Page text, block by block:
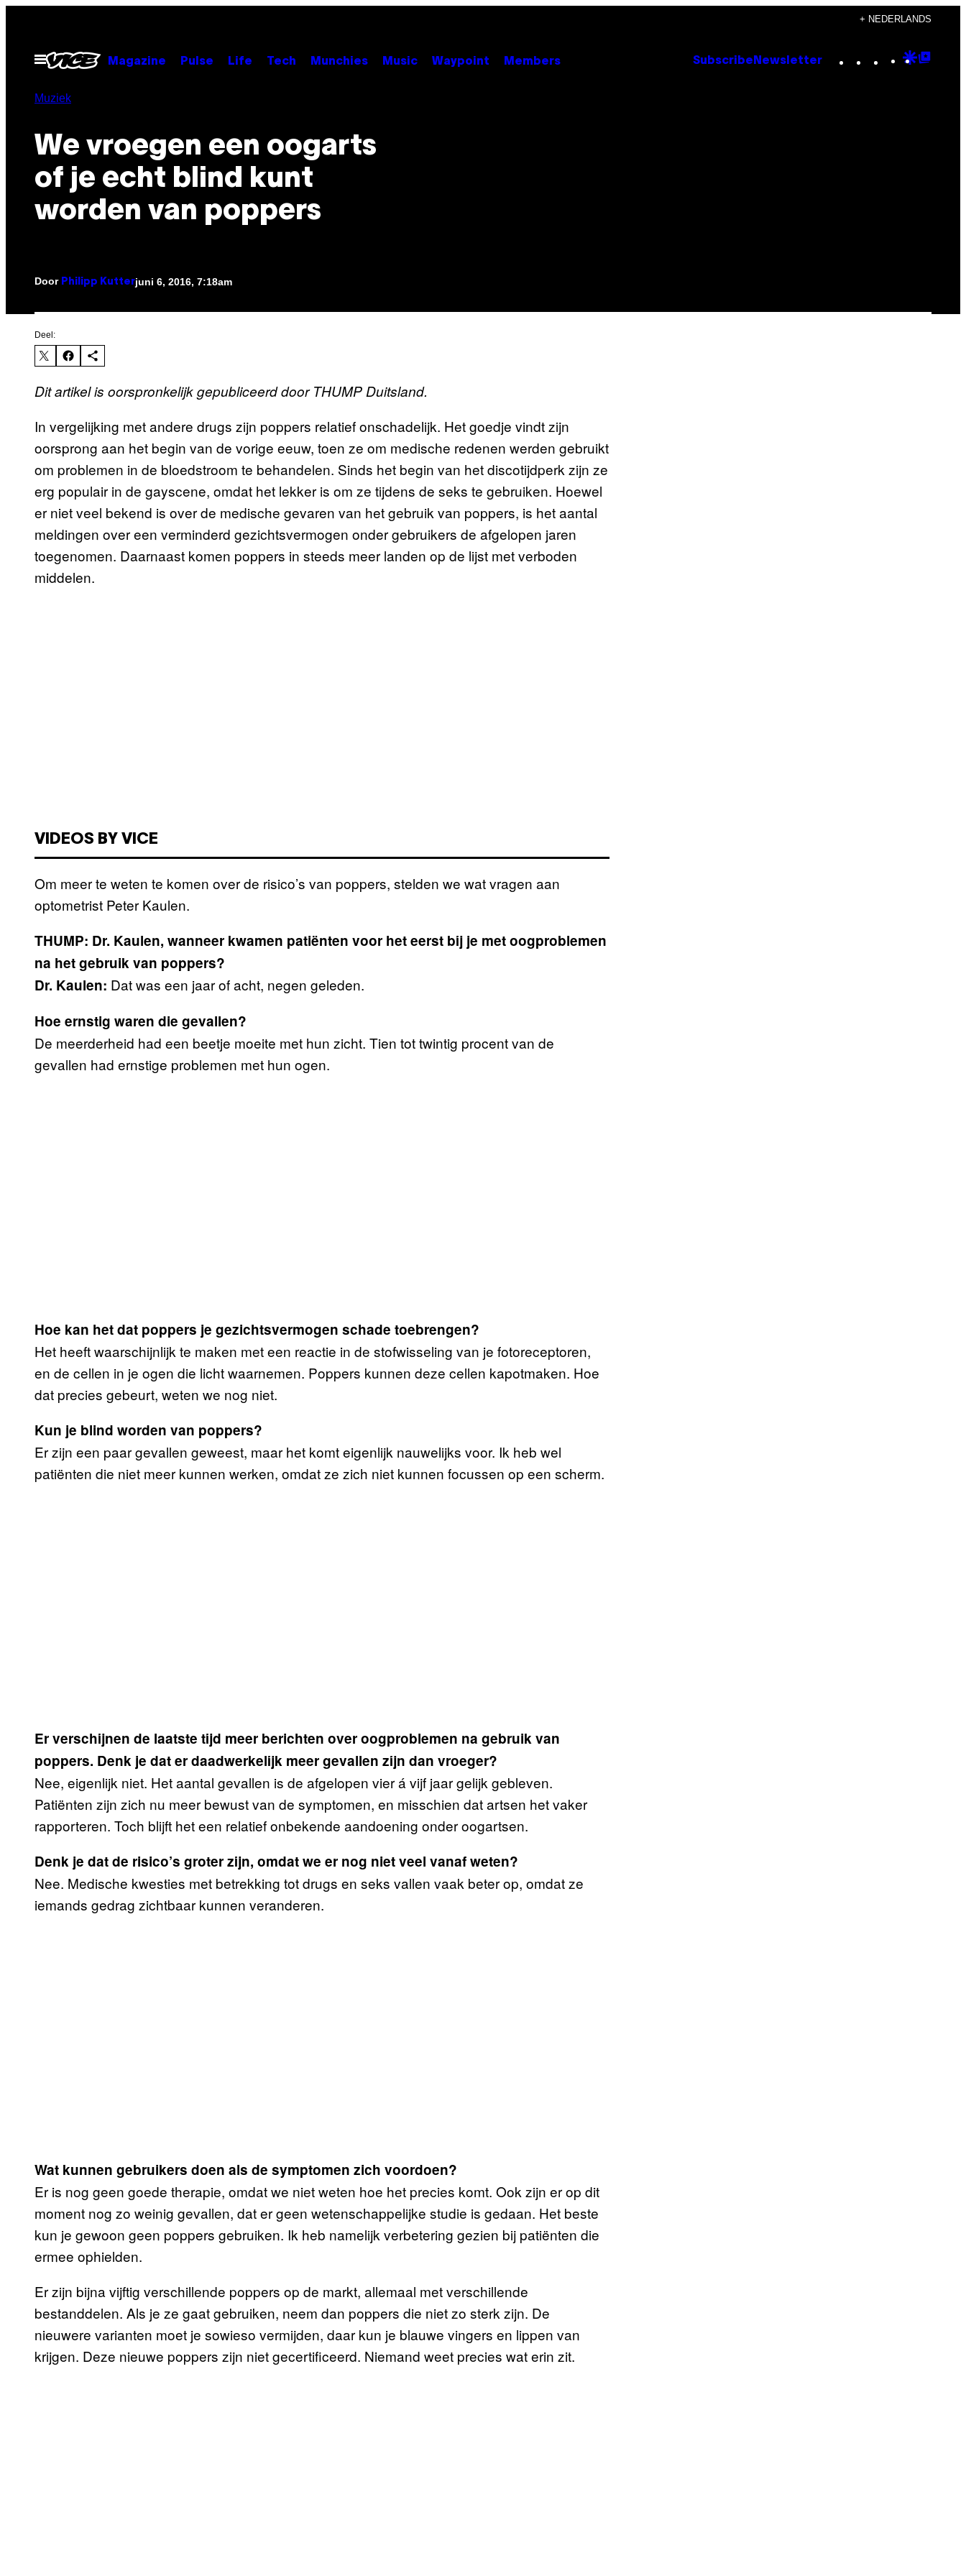
+ NEDERLANDS
Open
menu
Magazine Pulse Life Tech Munchies Music Waypoint Members Subscribe Newsletter Instagram
TikTok
YouTube
Google
Muziek
We vroegen een oogarts
of je echt blind kunt
worden van poppers
Door Philipp Kutterjuni 6, 2016, 7:18am
Deel:
Dit artikel is oorspronkelijk gepubliceerd door THUMP Duitsland.
In vergelijking met andere drugs zijn poppers relatief onschadelijk. Het goedje vindt zijn
oorsprong aan het begin van de vorige eeuw, toen ze om medische redenen werden gebruikt
om problemen in de bloedstroom te behandelen. Sinds het begin van het discotijdperk zijn ze
erg populair in de gayscene, omdat het lekker is om ze tijdens de seks te gebruiken. Hoewel
er niet veel bekend is over de medische gevaren van het gebruik van poppers, is het aantal
meldingen over een verminderd gezichtsvermogen onder gebruikers de afgelopen jaren
toegenomen. Daarnaast komen poppers in steeds meer landen op de lijst met verboden
middelen.
VIDEOS BY VICE
Om meer te weten te komen over de risico’s van poppers, stelden we wat vragen aan
optometrist Peter Kaulen.
THUMP: Dr. Kaulen, wanneer kwamen patiënten voor het eerst bij je met oogproblemen
na het gebruik van poppers?
Dr. Kaulen: Dat was een jaar of acht, negen geleden.
Hoe ernstig waren die gevallen?
De meerderheid had een beetje moeite met hun zicht. Tien tot twintig procent van de
gevallen had ernstige problemen met hun ogen.
Hoe kan het dat poppers je gezichtsvermogen schade toebrengen?
Het heeft waarschijnlijk te maken met een reactie in de stofwisseling van je fotoreceptoren,
en de cellen in je ogen die licht waarnemen. Poppers kunnen deze cellen kapotmaken. Hoe
dat precies gebeurt, weten we nog niet.
Kun je blind worden van poppers?
Er zijn een paar gevallen geweest, maar het komt eigenlijk nauwelijks voor. Ik heb wel
patiënten die niet meer kunnen werken, omdat ze zich niet kunnen focussen op een scherm.
Er verschijnen de laatste tijd meer berichten over oogproblemen na gebruik van
poppers. Denk je dat er daadwerkelijk meer gevallen zijn dan vroeger?
Nee, eigenlijk niet. Het aantal gevallen is de afgelopen vier á vijf jaar gelijk gebleven.
Patiënten zijn zich nu meer bewust van de symptomen, en misschien dat artsen het vaker
rapporteren. Toch blijft het een relatief onbekende aandoening onder oogartsen.
Denk je dat de risico’s groter zijn, omdat we er nog niet veel vanaf weten?
Nee. Medische kwesties met betrekking tot drugs en seks vallen vaak beter op, omdat ze
iemands gedrag zichtbaar kunnen veranderen.
Wat kunnen gebruikers doen als de symptomen zich voordoen?
Er is nog geen goede therapie, omdat we niet weten hoe het precies komt. Ook zijn er op dit
moment nog zo weinig gevallen, dat er geen wetenschappelijke studie is gedaan. Het beste
kun je gewoon geen poppers gebruiken. Ik heb namelijk verbetering gezien bij patiënten die
ermee ophielden.
Er zijn bijna vijftig verschillende poppers op de markt, allemaal met verschillende
bestanddelen. Als je ze gaat gebruiken, neem dan poppers die niet zo sterk zijn. De
nieuwere varianten moet je sowieso vermijden, daar kun je blauwe vingers en lippen van
krijgen. Deze nieuwe poppers zijn niet gecertificeerd. Niemand weet precies wat erin zit.